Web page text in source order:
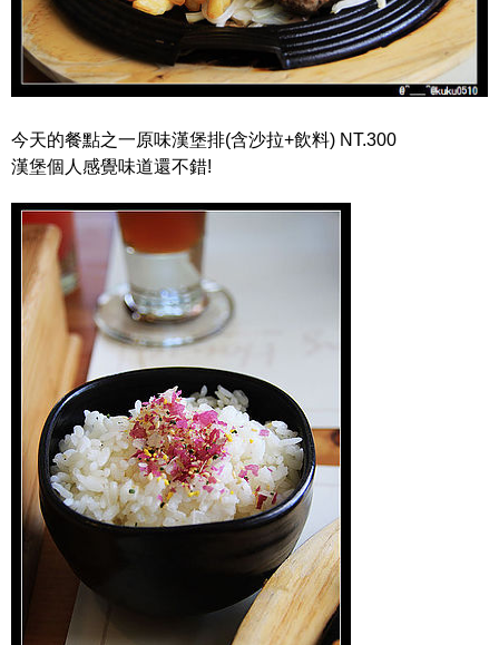
今天的餐點之一原味漢堡排(含沙拉+飲料) NT.300
漢堡個人感覺味道還不錯!